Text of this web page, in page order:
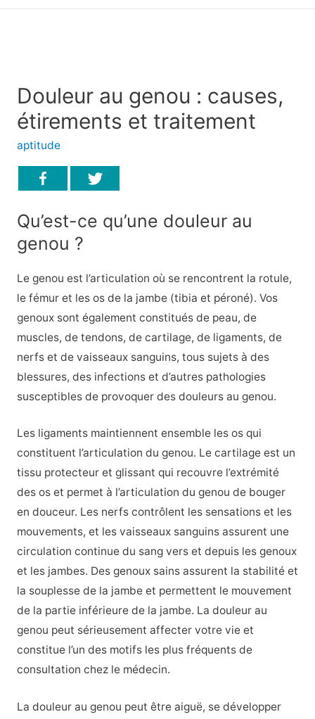
Douleur au genou : causes,
étirements et traitement
aptitude
Qu’est-ce qu’une douleur au
genou ?
Le genou est l’articulation où se rencontrent la rotule,
le fémur et les os de la jambe (tibia et péroné). Vos
genoux sont également constitués de peau, de
muscles, de tendons, de cartilage, de ligaments, de
nerfs et de vaisseaux sanguins, tous sujets à des
blessures, des infections et d’autres pathologies
susceptibles de provoquer des douleurs au genou.
Les ligaments maintiennent ensemble les os qui
constituent l’articulation du genou. Le cartilage est un
tissu protecteur et glissant qui recouvre l’extrémité
des os et permet à l’articulation du genou de bouger
en douceur. Les nerfs contrôlent les sensations et les
mouvements, et les vaisseaux sanguins assurent une
circulation continue du sang vers et depuis les genoux
et les jambes. Des genoux sains assurent la stabilité et
la souplesse de la jambe et permettent le mouvement
de la partie inférieure de la jambe. La douleur au
genou peut sérieusement affecter votre vie et
constitue l’un des motifs les plus fréquents de
consultation chez le médecin.
La douleur au genou peut être aiguë, se développer